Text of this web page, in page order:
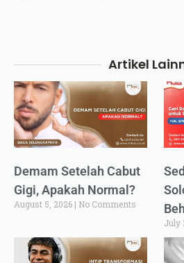
Artikel
Demam Setelah Cabut
Gigi, Apakah Normal?
August 5, 2026 No Comments
July